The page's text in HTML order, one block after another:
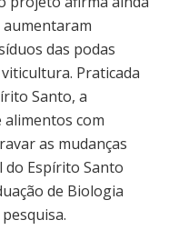
das podas
Praticada
Santo, a
com
as mudanças
do Espírito Santo
de Biologia